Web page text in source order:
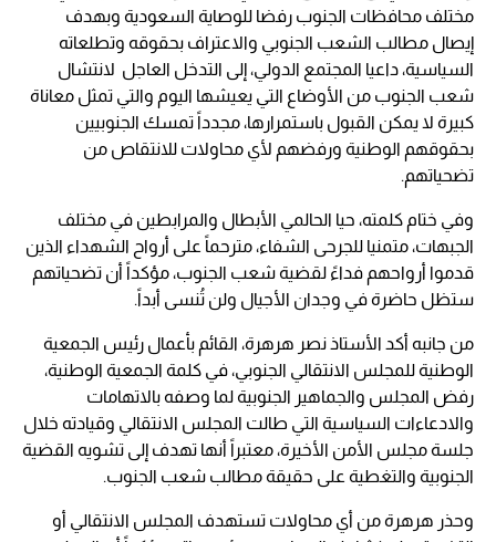
مختلف محافظات الجنوب رفضا للوصاية السعودية وبهدف
إيصال مطالب الشعب الجنوبي والاعتراف بحقوقه وتطلعاته
السياسية، داعيا المجتمع الدولي، إلى التدخل العاجل لانتشال
شعب الجنوب من الأوضاع التي يعيشها اليوم والتي تمثل معاناة
كبيرة لا يمكن القبول باستمرارها، مجدداً تمسك الجنوبيين
بحقوقهم الوطنية ورفضهم لأي محاولات للانتقاص من
تضحياتهم.
وفي ختام كلمته، حيا الحالمي الأبطال والمرابطين في مختلف
الجبهات، متمنيا للجرحى الشفاء، مترحماً على أرواح الشهداء الذين
قدموا أرواحهم فداءً لقضية شعب الجنوب، مؤكداً أن تضحياتهم
ستظل حاضرة في وجدان الأجيال ولن تُنسى أبداً.
من جانبه أكد الأستاذ نصر هرهرة، القائم بأعمال رئيس الجمعية
الوطنية للمجلس الانتقالي الجنوبي، في كلمة الجمعية الوطنية،
رفض المجلس والجماهير الجنوبية لما وصفه بالاتهامات
والادعاءات السياسية التي طالت المجلس الانتقالي وقيادته خلال
جلسة مجلس الأمن الأخيرة، معتبراً أنها تهدف إلى تشويه القضية
الجنوبية والتغطية على حقيقة مطالب شعب الجنوب.
وحذر هرهرة من أي محاولات تستهدف المجلس الانتقالي أو